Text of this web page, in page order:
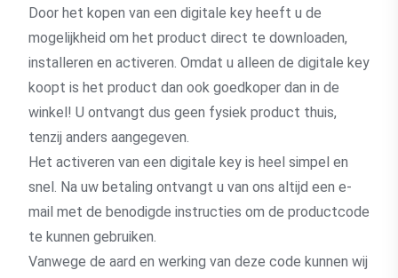
Door het kopen van een digitale key heeft u de
mogelijkheid om het product direct te downloaden,
installeren en activeren. Omdat u alleen de digitale key
koopt is het product dan ook goedkoper dan in de
winkel! U ontvangt dus geen fysiek product thuis,
tenzij anders aangegeven.
Het activeren van een digitale key is heel simpel en
snel. Na uw betaling ontvangt u van ons altijd een e-
mail met de benodigde instructies om de productcode
te kunnen gebruiken.
Vanwege de aard en werking van deze code kunnen wij